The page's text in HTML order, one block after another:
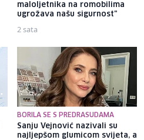
maloljetnika na romobilima
ugrožava našu sigurnost"
2 sata
BORILA SE S PREDRASUDAMA
Sanju Vejnović nazivali su
najljepšom glumicom svijeta, a